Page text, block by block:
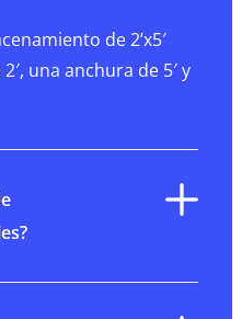
de 2’x5′
una anchura de 5′ y